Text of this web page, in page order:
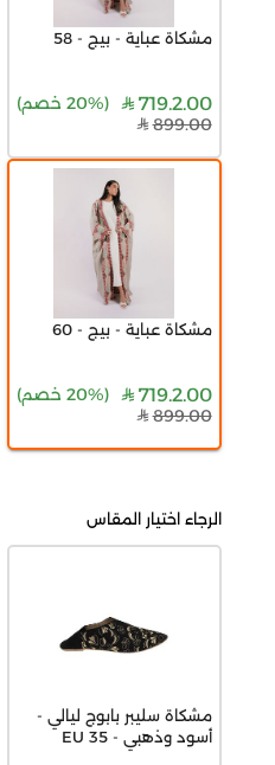
مشكاة عباية - بيج - 58
719.2.00
(20% خصم
)
899.00
مشكاة عباية - بيج - 60
719.2.00
(20% خصم
)
899.00
الرجاء اختيار المقاس
مشكاة سليبر بابوج ليالي -
أسود وذهبي - 35 EU